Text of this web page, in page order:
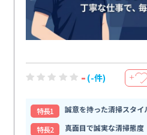
- (-件) ＋
特⻑1
誠意を持った清掃スタイ
特⻑2
真面目で誠実な清掃態度